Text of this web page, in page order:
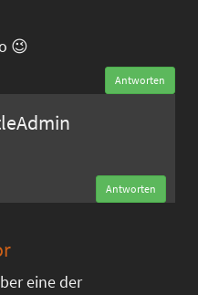
😉
Antworten
Antworten
eine der